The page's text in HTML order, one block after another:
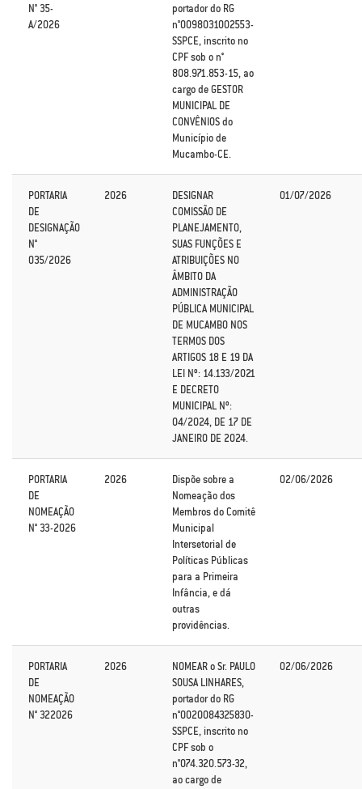
N° 35-
A/2026
portador do RG
n°0098031002553-
SSPCE, inscrito no
CPF sob o n°
808.971.853-15, ao
cargo de GESTOR
MUNICIPAL DE
CONVÊNIOS do
Município de
Mucambo-CE.
PORTARIA
DE
DESIGNAÇÃO
N°
035/2026
2026
DESIGNAR
COMISSÃO DE
PLANEJAMENTO,
SUAS FUNÇÕES E
ATRIBUIÇÕES NO
ÂMBITO DA
ADMINISTRAÇÃO
PÚBLICA MUNICIPAL
DE MUCAMBO NOS
TERMOS DOS
ARTIGOS 18 E 19 DA
LEI Nº: 14.133/2021
E DECRETO
MUNICIPAL Nº:
04/2024, DE 17 DE
JANEIRO DE 2024.
01/07/2026
PORTARIA
DE
NOMEAÇÃO
N° 33-2026
2026
Dispõe sobre a
Nomeação dos
Membros do Comitê
Municipal
Intersetorial de
Políticas Públicas
para a Primeira
Infância, e dá
outras
providências.
02/06/2026
PORTARIA
DE
NOMEAÇÃO
N° 322026
2026
NOMEAR o Sr. PAULO
SOUSA LINHARES,
portador do RG
n°0020084325830-
SSPCE, inscrito no
CPF sob o
n°074.320.573-32,
ao cargo de
02/06/2026